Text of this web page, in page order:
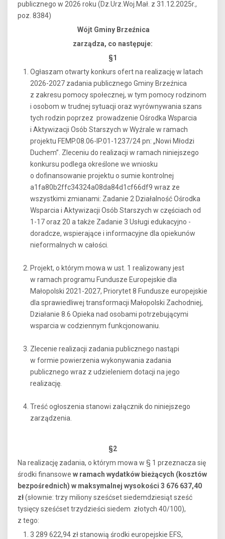
publicznego w 2026 roku (Dz.Urz.Woj.Mał. z 31.12.2025r.,
poz. 8384)
Wójt Gminy Brzeźnica
zarządza, co następuje:
§1
Ogłaszam otwarty konkurs ofert na realizację w latach
2026-2027 zadania publicznego Gminy Brzeźnica
z zakresu pomocy społecznej, w tym pomocy rodzinom
i osobom w trudnej sytuacji oraz wyrównywania szans
tych rodzin poprzez prowadzenie Ośrodka Wsparcia
i Aktywizacji Osób Starszych w Wyźrale w ramach
projektu FEMP.08.06-IP.01-1237/24 pn: „Nowi Młodzi
Duchem”. Zleceniu do realizacji w ramach niniejszego
konkursu podlega określone we wniosku
o dofinansowanie projektu o sumie kontrolnej
a1fa80b2ffc34324a08da84d1cf66df9 wraz ze
wszystkimi zmianami: Zadanie 2 Działalność Ośrodka
Wsparcia i Aktywizacji Osób Starszych w częściach od
1-17 oraz 20 a także Zadanie 3 Usługi edukacyjno -
doradcze, wspierające i informacyjne dla opiekunów
nieformalnych w całości.
Projekt, o którym mowa w ust. 1 realizowany jest
w ramach programu Fundusze Europejskie dla
Małopolski 2021-2027, Priorytet 8 Fundusze europejskie
dla sprawiedliwej transformacji Małopolski Zachodniej,
Działanie 8.6 Opieka nad osobami potrzebującymi
wsparcia w codziennym funkcjonowaniu.
Zlecenie realizacji zadania publicznego nastąpi
w formie powierzenia wykonywania zadania
publicznego wraz z udzieleniem dotacji na jego
realizację.
Treść ogłoszenia stanowi załącznik do niniejszego
zarządzenia.
§2
Na realizację zadania, o którym mowa w § 1 przeznacza się
środki finansowe w ramach wydatków bieżących (kosztów
bezpośrednich) w maksymalnej wysokości 3 676 637,40
zł(słownie: trzy miliony sześćset siedemdziesiąt sześć
tysięcy sześćset trzydzieści siedem złotych 40/100),
z tego:
3 289 622,94 zł stanowią środki europejskie EFS,